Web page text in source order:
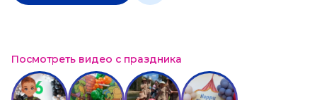
Посмотреть видео с праздника